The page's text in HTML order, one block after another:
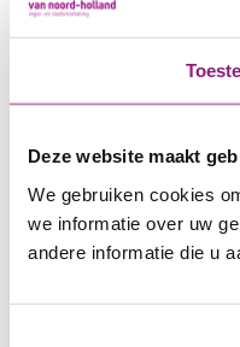
Deze website maakt
We gebruiken cookies
we informatie over uw
andere informatie die u